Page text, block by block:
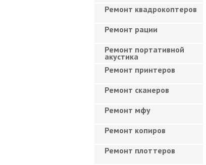
Ремонт квадрокоптеров
Ремонт рации
Ремонт портативной
акустика
Ремонт принтеров
Ремонт сканеров
Ремонт мфу
Ремонт копиров
Ремонт плоттеров